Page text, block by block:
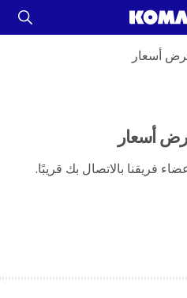
أسعار
أسعار
فريقنا بالاتصال بك قريبًا.